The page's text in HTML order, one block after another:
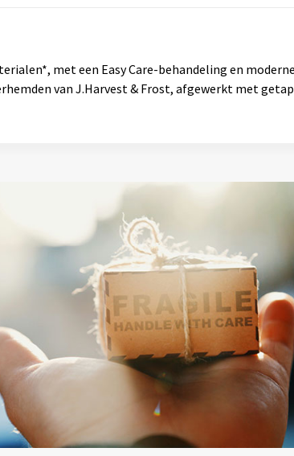
met een Easy Care-behandeling en moderne
van J.Harvest & Frost, afgewerkt met